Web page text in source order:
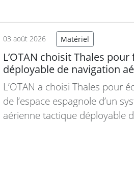
03 août 2026 Matériel
L’OTAN choisit Thales
déployable de navigation
L’OTAN a choisi Thales pour
de l’espace espagnole d’un
aérienne tactique déployable